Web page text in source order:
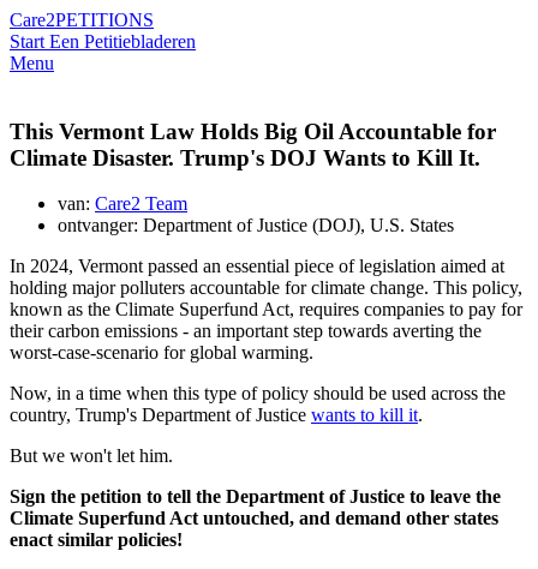
Care2PETITIONS
Start Een Petitiebladeren
Menu
This Vermont Law Holds Big Oil Accountable for
Climate Disaster. Trump's DOJ Wants to Kill It.
van: Care2 Team
ontvanger: Department of Justice (DOJ), U.S. States
In 2024, Vermont passed an essential piece of legislation aimed at
holding major polluters accountable for climate change. This policy,
known as the Climate Superfund Act, requires companies to pay for
their carbon emissions - an important step towards averting the
worst-case-scenario for global warming.
Now, in a time when this type of policy should be used across the
country, Trump's Department of Justice wants to kill it.
But we won't let him.
Sign the petition to tell the Department of Justice to leave the
Climate Superfund Act untouched, and demand other states
enact similar policies!